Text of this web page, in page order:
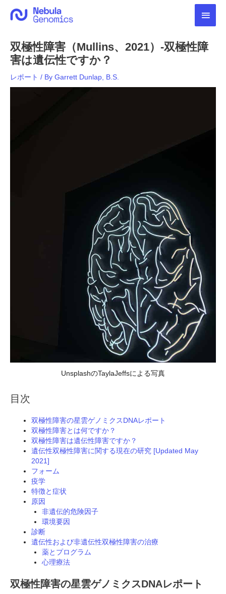
メ
ン
ニ
ー
双極性障害（Mullins、2021）-双極性障
害は遺伝性ですか？
レポート / By Garrett Dunlap, B.S.
UnsplashのTaylaJeffsによる写真
目次
双極性障害の星雲ゲノミクスDNAレポート
双極性障害とは何ですか？
双極性障害は遺伝性障害ですか？
遺伝性双極性障害に関する現在の研究 [Updated May
2021]
フォーム
疫学
特徴と症状
原因
非遺伝的危険因子
環境要因
診断
遺伝性および非遺伝性双極性障害の治療
薬とプログラム
心理療法
双極性障害の星雲ゲノミクスDNAレポート